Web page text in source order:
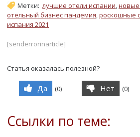
Метки:лучшие отели испании,новые
отельный бизнес пандемия,роскошные
испания 2021
[senderrorinarticle]
Статья оказалась полезной?
Да (0) Нет (0)
Ссылки по теме: